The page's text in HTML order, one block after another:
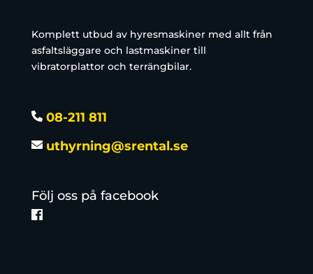
Komplett utbud av hyresmaskiner med allt från
asfaltsläggare och lastmaskiner till
vibratorplattor och terrängbilar.
08-211 811
uthyrning@srental.se
Följ oss på facebook